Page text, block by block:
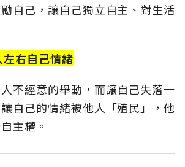
自己，讓自己獨立自主、對生活
右自己情緒
不經意的舉動，而讓自己失落一
自己的情緒被他人「殖民」，他
主權。